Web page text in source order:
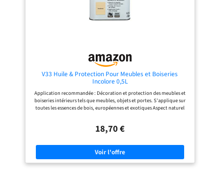
V33 Huile & Protection Pour Meubles et Boiseries
Incolore 0,5L
Application recommandée : Décoration et protection des meubles et
boiseries intérieurs tels que meubles, objets et portes. S'applique sur
toutes les essences de bois, européennes et exotiques Aspect naturel
des boiseries face à l'eau et aux taches Application facile : Sans essuyage
Rendement optimal : 1L pour 12m². Sec entre 2 couches en 2h
seulement pour une application rapide V33, une marque française
engagée : Pour l’emploi local : entreprise familiale depuis 1957 700
salariés conçoivent et fabriquent au cœur du jura Pour
18,70 €